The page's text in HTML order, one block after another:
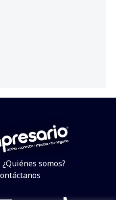
¿Quiénes somos?
Telegram
YouTube
TikTok